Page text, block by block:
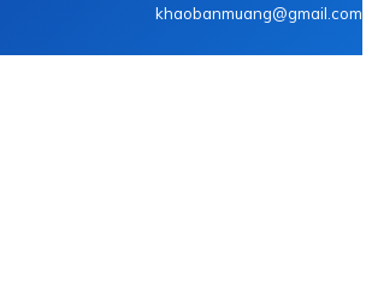
khaobanmuang@gmail.com